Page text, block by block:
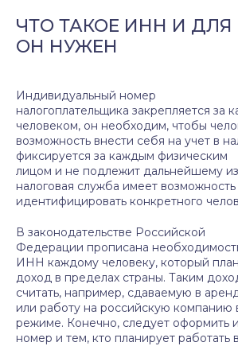
ЧТО ТАКОЕ ИНН И ДЛЯ
ОН НУЖЕН
Индивидуальный номер
налогоплательщика закрепляется за
человеком, он необходим, чтобы
возможность внести себя на учет в
фиксируется за каждым физическим
лицом и не подлежит дальнейшему
налоговая служба имеет возможность
идентифицировать конкретного
В законодательстве Российской
Федерации прописана
ИНН каждому человеку, который
доход в пределах страны. Таким
считать, например, сдаваемую в
или работу на российскую компанию
режиме. Конечно, следует оформить
номер и тем, кто планирует работать